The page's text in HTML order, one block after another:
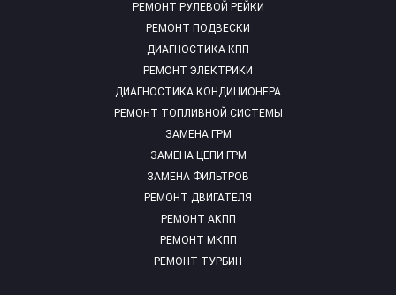
РЕМОНТ РУЛЕВОЙ РЕЙКИ
РЕМОНТ ПОДВЕСКИ
ДИАГНОСТИКА КПП
РЕМОНТ ЭЛЕКТРИКИ
ДИАГНОСТИКА КОНДИЦИОНЕРА
РЕМОНТ ТОПЛИВНОЙ СИСТЕМЫ
ЗАМЕНА ГРМ
ЗАМЕНА ЦЕПИ ГРМ
ЗАМЕНА ФИЛЬТРОВ
РЕМОНТ ДВИГАТЕЛЯ
РЕМОНТ АКПП
РЕМОНТ МКПП
РЕМОНТ ТУРБИН